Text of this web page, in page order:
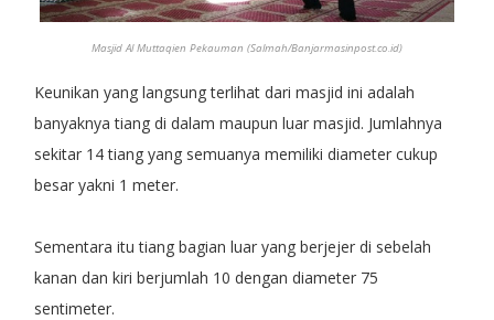
Masjid Al Muttaqien Pekauman (Salmah/Banjarmasinpost.co.id)
Keunikan yang langsung terlihat dari masjid ini adalah
banyaknya tiang di dalam maupun luar masjid. Jumlahnya
sekitar 14 tiang yang semuanya memiliki diameter cukup
besar yakni 1 meter.
Sementara itu tiang bagian luar yang berjejer di sebelah
kanan dan kiri berjumlah 10 dengan diameter 75
sentimeter.